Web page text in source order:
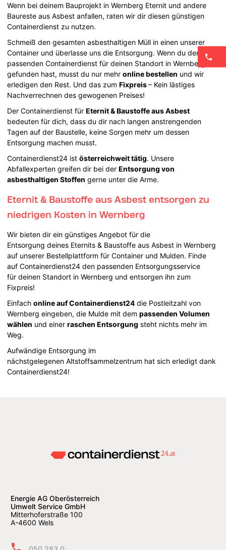
Wenn bei deinem Bauprojekt in Wernberg Eternit und andere
Baureste aus Asbest anfallen, raten wir dir diesen günstigen
Containerdienst zu nutzen.
Schmeiß den gesamten asbesthaltigen Müll in einen unserer
Container und überlasse uns die Entsorgung. Wenn du den
passenden Containerdienst für deinen Standort in Wernberg
gefunden hast, musst du nur mehronline bestellen und wir
erledigen den Rest. Und das zumFixpreis– Kein lästiges
Nachverrechnen des gewogenen Preises!
Der Containerdienst fürEternit & Baustoffe aus Asbest
bedeuten für dich, dass du dir nach langen anstrengenden
Tagen auf der Baustelle, keine Sorgen mehr um dessen
Entsorgung machen musst.
Containerdienst24 istösterreichweit tätig. Unsere
Abfallexperten greifen dir bei derEntsorgung von
asbesthaltigen Stoffen gerne unter die Arme.
Eternit & Baustoffe aus Asbest entsorgen zu
niedrigen Kosten in Wernberg
Wir bieten dir ein günstiges Angebot für die
Entsorgung deines Eternits & Baustoffe aus Asbest in Wernberg
auf unserer Bestellplattform für Container und Mulden. Finde
auf Containerdienst24 den passenden Entsorgungsservice
für deinen Standort in Wernberg und entsorgen ihn zum
Fixpreis!
Einfachonline auf Containerdienst24 die Postleitzahl von
Wernberg eingeben, die Mulde mit dempassenden Volumen
wählen und einerraschen Entsorgung steht nichts mehr im
Weg.
Aufwändige Entsorgung im
nächstgelegenen Altstoffsammelzentrum hat sich erledigt dank
Containerdienst24!
Energie AG Oberösterreich
Umwelt Service GmbH
Mitterhoferstraße 100
A-4600 Wels